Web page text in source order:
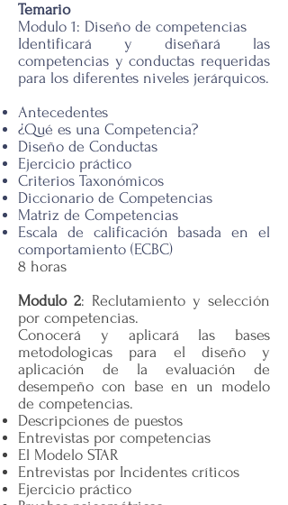
Temario
Modulo 1: Diseño de competencias
Identificará y diseñará las
competencias y conductas requeridas
para los diferentes niveles jerárquicos.
Antecedentes
¿Qué es una Competencia?
Diseño de Conductas
Ejercicio práctico
Criterios Taxonómicos
Diccionario de Competencias
Matriz de Competencias
Escala de calificación basada en el
comportamiento (ECBC)
8 horas
Modulo 2: Reclutamiento y selección
por competencias.
Conocerá y aplicará las bases
metodologicas para el diseño y
aplicación de la evaluación de
desempeño con base en un modelo
de competencias.
Descripciones de puestos
Entrevistas por competencias
El Modelo STAR
Entrevistas por Incidentes críticos
Ejercicio práctico